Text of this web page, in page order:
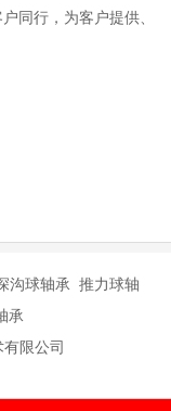
同行，为客户提供、
沟球轴承 推力球轴
承
限公司